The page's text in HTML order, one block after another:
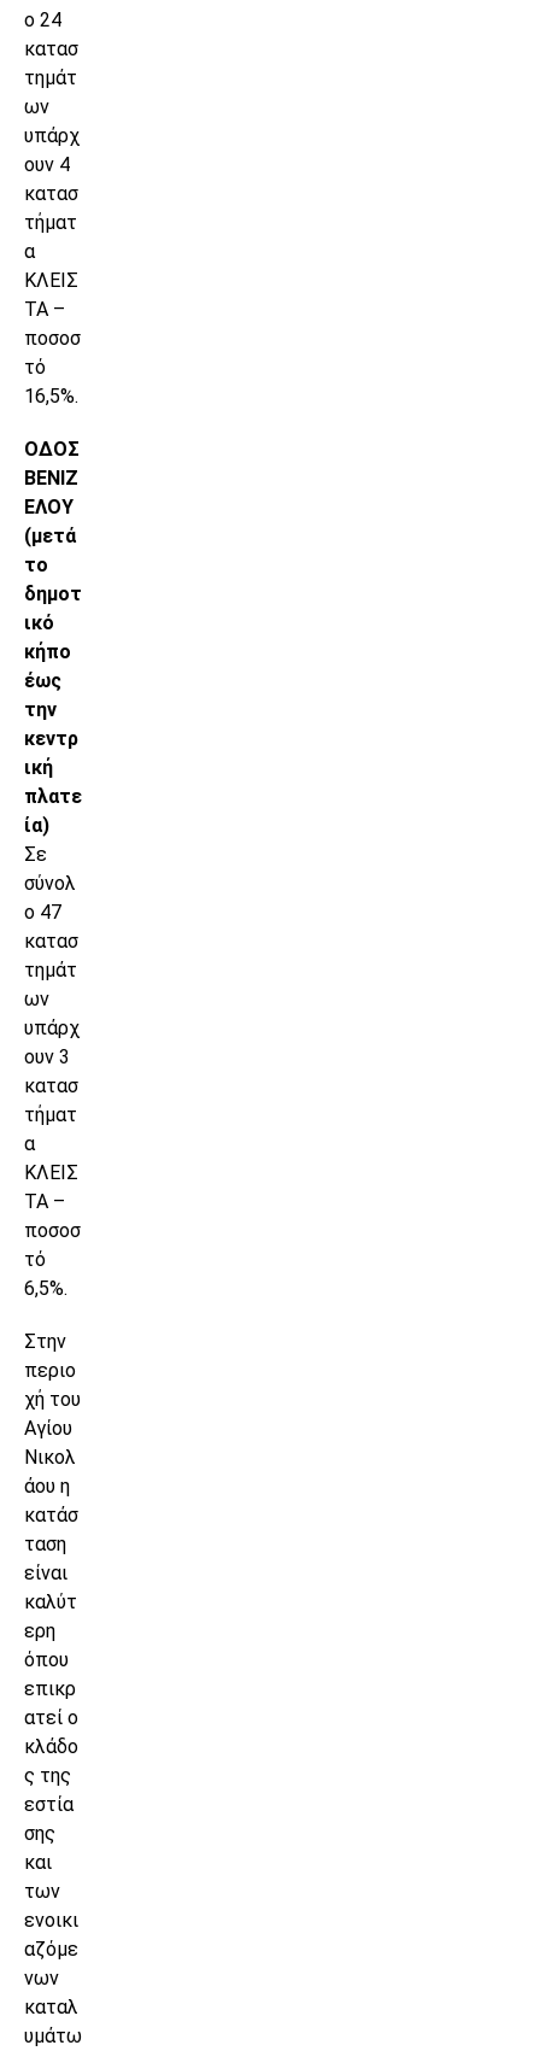
ο 24
κατασ
τημάτ
ων
υπάρχ
ουν 4
κατασ
τήματ
α
ΚΛΕΙΣ
ΤΑ –
ποσοσ
τό
16,5%.
ΟΔΟΣ
ΒΕΝΙΖ
ΕΛΟΥ
(μετά
το
δημοτ
ικό
κήπο
έως
την
κεντρ
ική
πλατε
ία)
Σε
σύνολ
ο 47
κατασ
τημάτ
ων
υπάρχ
ουν 3
κατασ
τήματ
α
ΚΛΕΙΣ
ΤΑ –
ποσοσ
τό
6,5%.
Στην
περιο
χή του
Αγίου
Νικολ
άου η
κατάσ
ταση
είναι
καλύτ
ερη
όπου
επικρ
ατεί ο
κλάδο
ς της
εστία
σης
και
των
ενοικι
αζόμε
νων
καταλ
υμάτω